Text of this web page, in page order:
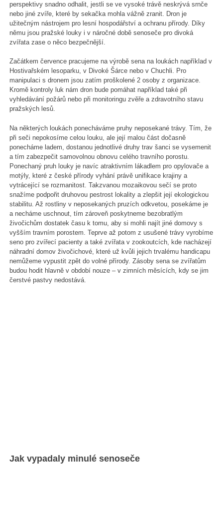
perspektivy snadno odhalit, jestli se ve vysoké trávě neskrývá srnče
nebo jiné zvíře, které by sekačka mohla vážně zranit. Dron je
užitečným nástrojem pro lesní hospodářství a ochranu přírody. Díky
němu jsou pražské louky i v náročné době senoseče pro divoká
zvířata zase o něco bezpečnější.
Začátkem července pracujeme na výrobě sena na loukách například v
Hostivařském lesoparku, v Divoké Šárce nebo v Chuchli. Pro
manipulaci s dronem jsou zatím proškolené 2 osoby z organizace.
Kromě kontroly luk nám dron bude pomáhat například také při
vyhledávání požárů nebo při monitoringu zvěře a zdravotního stavu
pražských lesů.
Na některých loukách ponecháváme pruhy neposekané trávy. Tím, že
při seči nepokosíme celou louku, ale její malou část dočasně
ponecháme ladem, dostanou jednotlivé druhy trav šanci se vysemenit
a tím zabezpečit samovolnou obnovu celého travního porostu.
Ponechaný pruh louky je navíc atraktivním lákadlem pro opylovače a
motýly, které z české přírody vyhání právě unifikace krajiny a
vytrácející se rozmanitost. Takzvanou mozaikovou sečí se proto
snažíme podpořit druhovou pestrost lokality a zlepšit její ekologickou
stabilitu. Až rostliny v neposekaných pruzích odkvetou, posekáme je
a necháme uschnout, tím zároveň poskytneme bezobratlým
živočichům dostatek času k tomu, aby si mohli najít jiné domovy s
vyšším travním porostem. Teprve až potom z usušené trávy vyrobíme
seno pro zvířecí pacienty a také zvířata v zookoutcích, kde nacházejí
náhradní domov živočichové, které už kvůli jejich trvalému handicapu
nemůžeme vypustit zpět do volné přírody. Zásoby sena se zvířatům
budou hodit hlavně v období nouze – v zimních měsících, kdy se jim
čerstvé pastvy nedostává.
Jak vypadaly minulé senoseče